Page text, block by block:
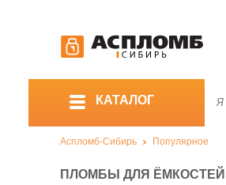
КАТАЛОГ
Аспломб-Сибирь Популярное
ПЛОМБЫ ДЛЯ ЁМКОСТЕЙ